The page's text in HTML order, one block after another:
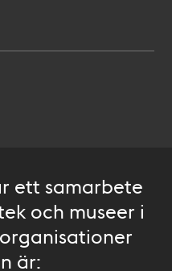
ett samarbete
och museer i
är: